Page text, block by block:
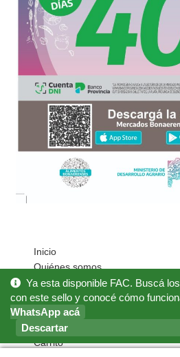
Inicio
Quiénes somos
Cómo Comprar?
Mi cuenta
Noticias
Preguntas Frecuentes
Carrito
Ya esta disponible FAC. Buscá
con este sello y conocé cómo
WhatsApp acá
Descartar